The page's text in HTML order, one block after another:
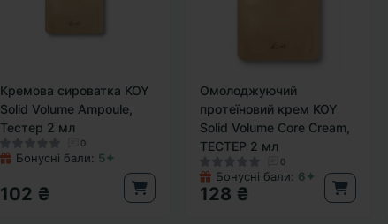
Кремова сироватка KOY
Solid Volume Ampoule,
Тестер 2 мл
0
Бонусні бали: 5✦
102 ₴
Омолоджуючий
протеїновий крем KOY
Solid Volume Core Cream,
ТЕСТЕР 2 мл
0
Бонусні бали: 6✦
128 ₴